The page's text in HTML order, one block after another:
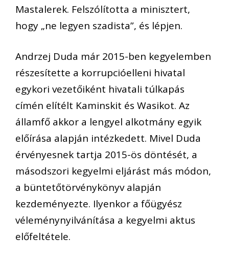
Mastalerek. Felszólította a minisztert,
hogy „ne legyen szadista”, és lépjen.
Andrzej Duda már 2015-ben kegyelemben
részesítette a korrupcióelleni hivatal
egykori vezetőiként hivatali túlkapás
címén elítélt Kaminskit és Wasikot. Az
államfő akkor a lengyel alkotmány egyik
előírása alapján intézkedett. Mivel Duda
érvényesnek tartja 2015-ös döntését, a
másodszori kegyelmi eljárást más módon,
a büntetőtörvénykönyv alapján
kezdeményezte. Ilyenkor a főügyész
véleménynyilvánítása a kegyelmi aktus
előfeltétele.